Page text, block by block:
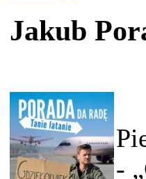
Jakub
-